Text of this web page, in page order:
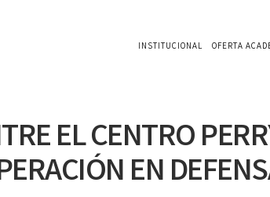
INSTITUCIONAL OFERTA
EL CENTRO
EN